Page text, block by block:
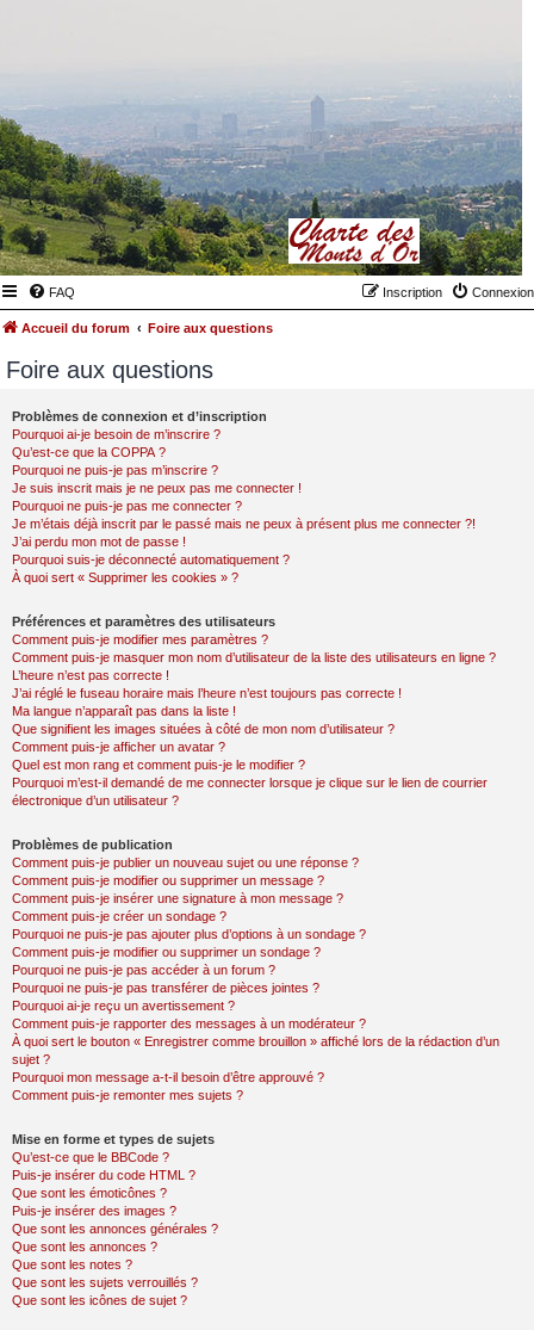
FAQ Connexion
Inscription
Accueil du forum Foire aux questions
Foire aux questions
Problèmes de connexion et d’inscription
Pourquoi ai-je besoin de m’inscrire ?
Qu’est-ce que la COPPA ?
Pourquoi ne puis-je pas m’inscrire ?
Je suis inscrit mais je ne peux pas me connecter !
Pourquoi ne puis-je pas me connecter ?
Je m’étais déjà inscrit par le passé mais ne peux à présent plus me connecter ?!
J’ai perdu mon mot de passe !
Pourquoi suis-je déconnecté automatiquement ?
À quoi sert « Supprimer les cookies » ?
Préférences et paramètres des utilisateurs
Comment puis-je modifier mes paramètres ?
Comment puis-je masquer mon nom d’utilisateur de la liste des utilisateurs en ligne ?
L’heure n’est pas correcte !
J’ai réglé le fuseau horaire mais l’heure n’est toujours pas correcte !
Ma langue n’apparaît pas dans la liste !
Que signifient les images situées à côté de mon nom d’utilisateur ?
Comment puis-je afficher un avatar ?
Quel est mon rang et comment puis-je le modifier ?
Pourquoi m’est-il demandé de me connecter lorsque je clique sur le lien de courrier
électronique d’un utilisateur ?
Problèmes de publication
Comment puis-je publier un nouveau sujet ou une réponse ?
Comment puis-je modifier ou supprimer un message ?
Comment puis-je insérer une signature à mon message ?
Comment puis-je créer un sondage ?
Pourquoi ne puis-je pas ajouter plus d’options à un sondage ?
Comment puis-je modifier ou supprimer un sondage ?
Pourquoi ne puis-je pas accéder à un forum ?
Pourquoi ne puis-je pas transférer de pièces jointes ?
Pourquoi ai-je reçu un avertissement ?
Comment puis-je rapporter des messages à un modérateur ?
À quoi sert le bouton « Enregistrer comme brouillon » affiché lors de la rédaction d’un
sujet ?
Pourquoi mon message a-t-il besoin d’être approuvé ?
Comment puis-je remonter mes sujets ?
Mise en forme et types de sujets
Qu’est-ce que le BBCode ?
Puis-je insérer du code HTML ?
Que sont les émoticônes ?
Puis-je insérer des images ?
Que sont les annonces générales ?
Que sont les annonces ?
Que sont les notes ?
Que sont les sujets verrouillés ?
Que sont les icônes de sujet ?